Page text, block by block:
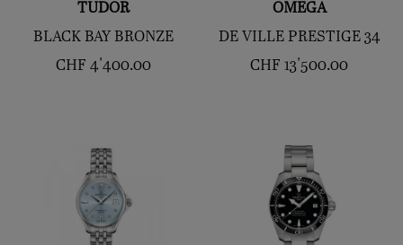
TUDOR
BLACK BAY BRONZE
CHF 4'400.00
OMEGA
DE VILLE PRESTIGE 34
CHF 13'500.00